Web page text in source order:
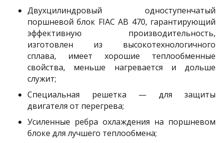
Двухцилиндровый одноступенчатый
поршневой блок FIAC AB 470, гарантирующий
эффективную производительность,
изготовлен из высокотехнологичного
сплава, имеет хорошие теплообменные
свойства, меньше нагревается и дольше
служит;
Специальная решетка — для защиты
двигателя от перегрева;
Усиленные ребра охлаждения на поршневом
блоке для лучшего теплообмена;